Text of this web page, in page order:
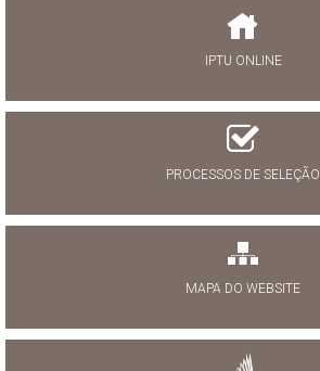
IPTU ONLINE
PROCESSOS DE SELEÇÃO
MAPA DO WEBSITE